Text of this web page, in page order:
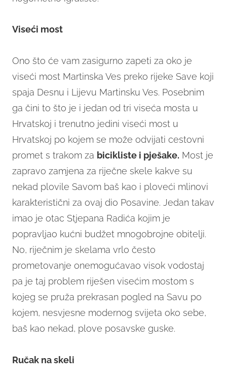
Viseći most
Ono što će vam zasigurno zapeti za oko je
viseći most Martinska Ves preko rijeke Save koji
spaja Desnu i Lijevu Martinsku Ves. Posebnim
ga čini to što je i jedan od tri viseća mosta u
Hrvatskoj i trenutno jedini viseći most u
Hrvatskoj po kojem se može odvijati cestovni
promet s trakom za bicikliste i pješake. Most je
zapravo zamjena za riječne skele kakve su
nekad plovile Savom baš kao i ploveći mlinovi
karakteristični za ovaj dio Posavine. Jedan takav
imao je otac Stjepana Radića kojim je
popravljao kućni budžet mnogobrojne obitelji.
No, riječnim je skelama vrlo često
prometovanje onemogućavao visok vodostaj
pa je taj problem riješen visećim mostom s
kojeg se pruža prekrasan pogled na Savu po
kojem, nesvjesne modernog svijeta oko sebe,
baš kao nekad, plove posavske guske.
Ručak na skeli